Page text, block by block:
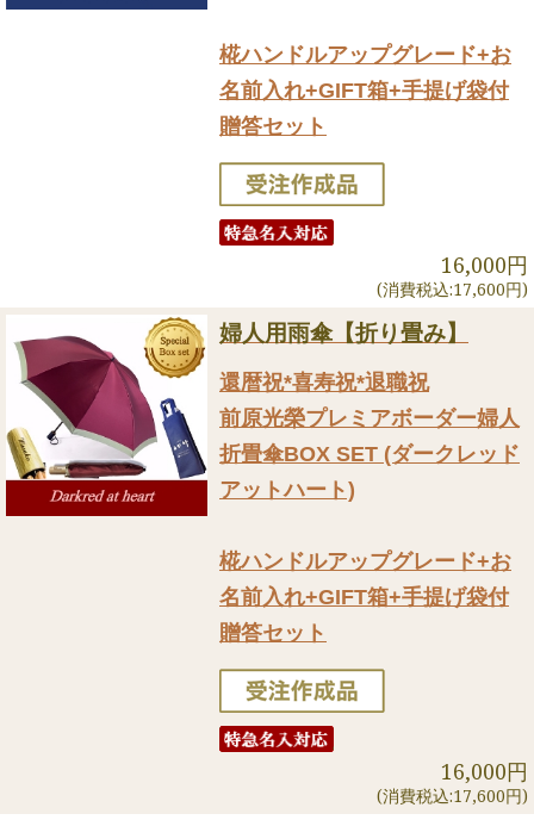
椛ハンドルアップグレード+お
名前入れ+GIFT箱+手提げ袋付
贈答セット
16,000円
(消費税込:17,600円)
婦人用雨傘【折り畳み】
還暦祝*喜寿祝*退職祝
前原光榮プレミアボーダー婦人
折畳傘BOX SET (ダークレッド
アットハート)
椛ハンドルアップグレード+お
名前入れ+GIFT箱+手提げ袋付
贈答セット
16,000円
(消費税込:17,600円)